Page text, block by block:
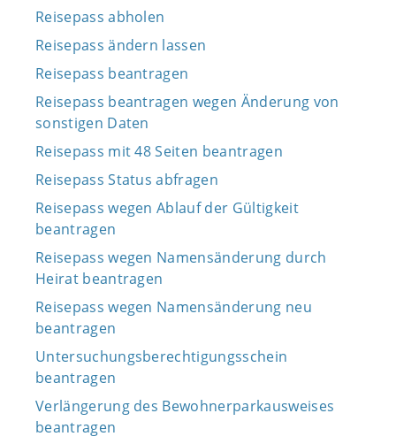
Reisepass abholen
Reisepass ändern lassen
Reisepass beantragen
Reisepass beantragen wegen Änderung von
sonstigen Daten
Reisepass mit 48 Seiten beantragen
Reisepass Status abfragen
Reisepass wegen Ablauf der Gültigkeit
beantragen
Reisepass wegen Namensänderung durch
Heirat beantragen
Reisepass wegen Namensänderung neu
beantragen
Untersuchungsberechtigungsschein
beantragen
Verlängerung des Bewohnerparkausweises
beantragen